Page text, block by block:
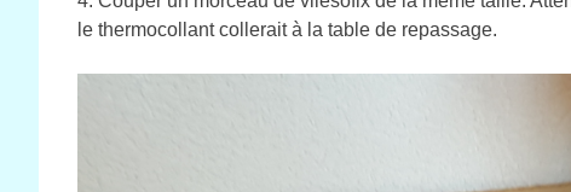
le thermocollant collerait à la table de repassage.